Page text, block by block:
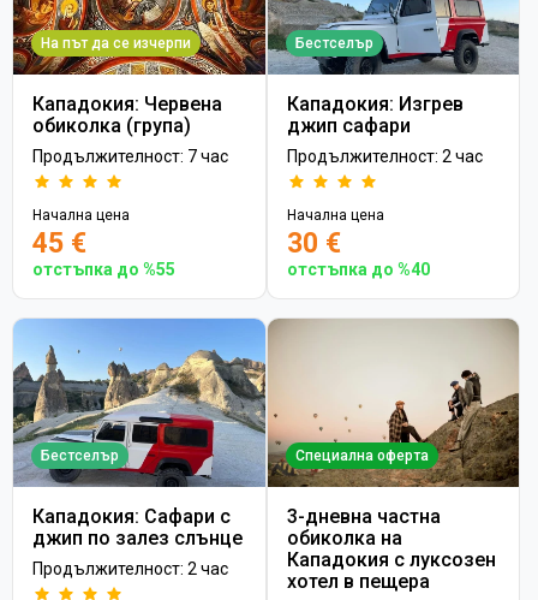
На път да се изчерпи
Кападокия: Червена
обиколка (група)
Продължителност: 7 час
Начална цена
45 €
отстъпка до %55
Бестселър
Кападокия: Изгрев
джип сафари
Продължителност: 2 час
Начална цена
30 €
отстъпка до %40
Бестселър
Кападокия: Сафари с
джип по залез слънце
Продължителност: 2 час
Специална оферта
3-дневна частна
обиколка на
Кападокия с луксозен
хотел в пещера